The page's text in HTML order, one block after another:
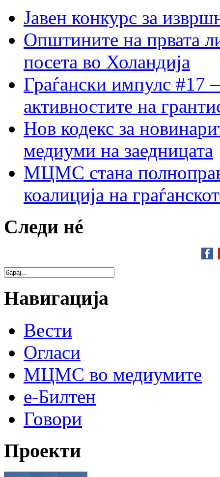
Јавен конкурс за
Општините на првата
посета во Холандија
Граѓански импулс #17
активностите на
Нов кодекс за
медиуми на заедницата
МЦМС стана
коалиција на
Следи нé
Навигација
Вести
Огласи
МЦМС во медиумите
е-Билтен
Говори
Проекти